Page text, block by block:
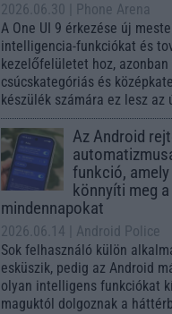
2026.06.30
| Phone Arena
A One UI 9 érkezése új
intelligencia-funkciókat és
kezelőfelületet hoz,
csúcskategóriás és
készülék számára ez lesz az
Az Android
funkció,
könnyíti meg a
mindennapokat
2026.06.14
| Android Police
Sok felhasználó külön
esküszik, pedig az Android
olyan intelligens funkciókat
maguktól dolgoznak a